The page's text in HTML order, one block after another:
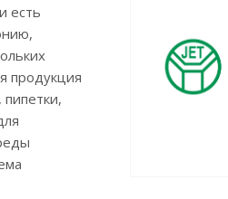
есть
продукция